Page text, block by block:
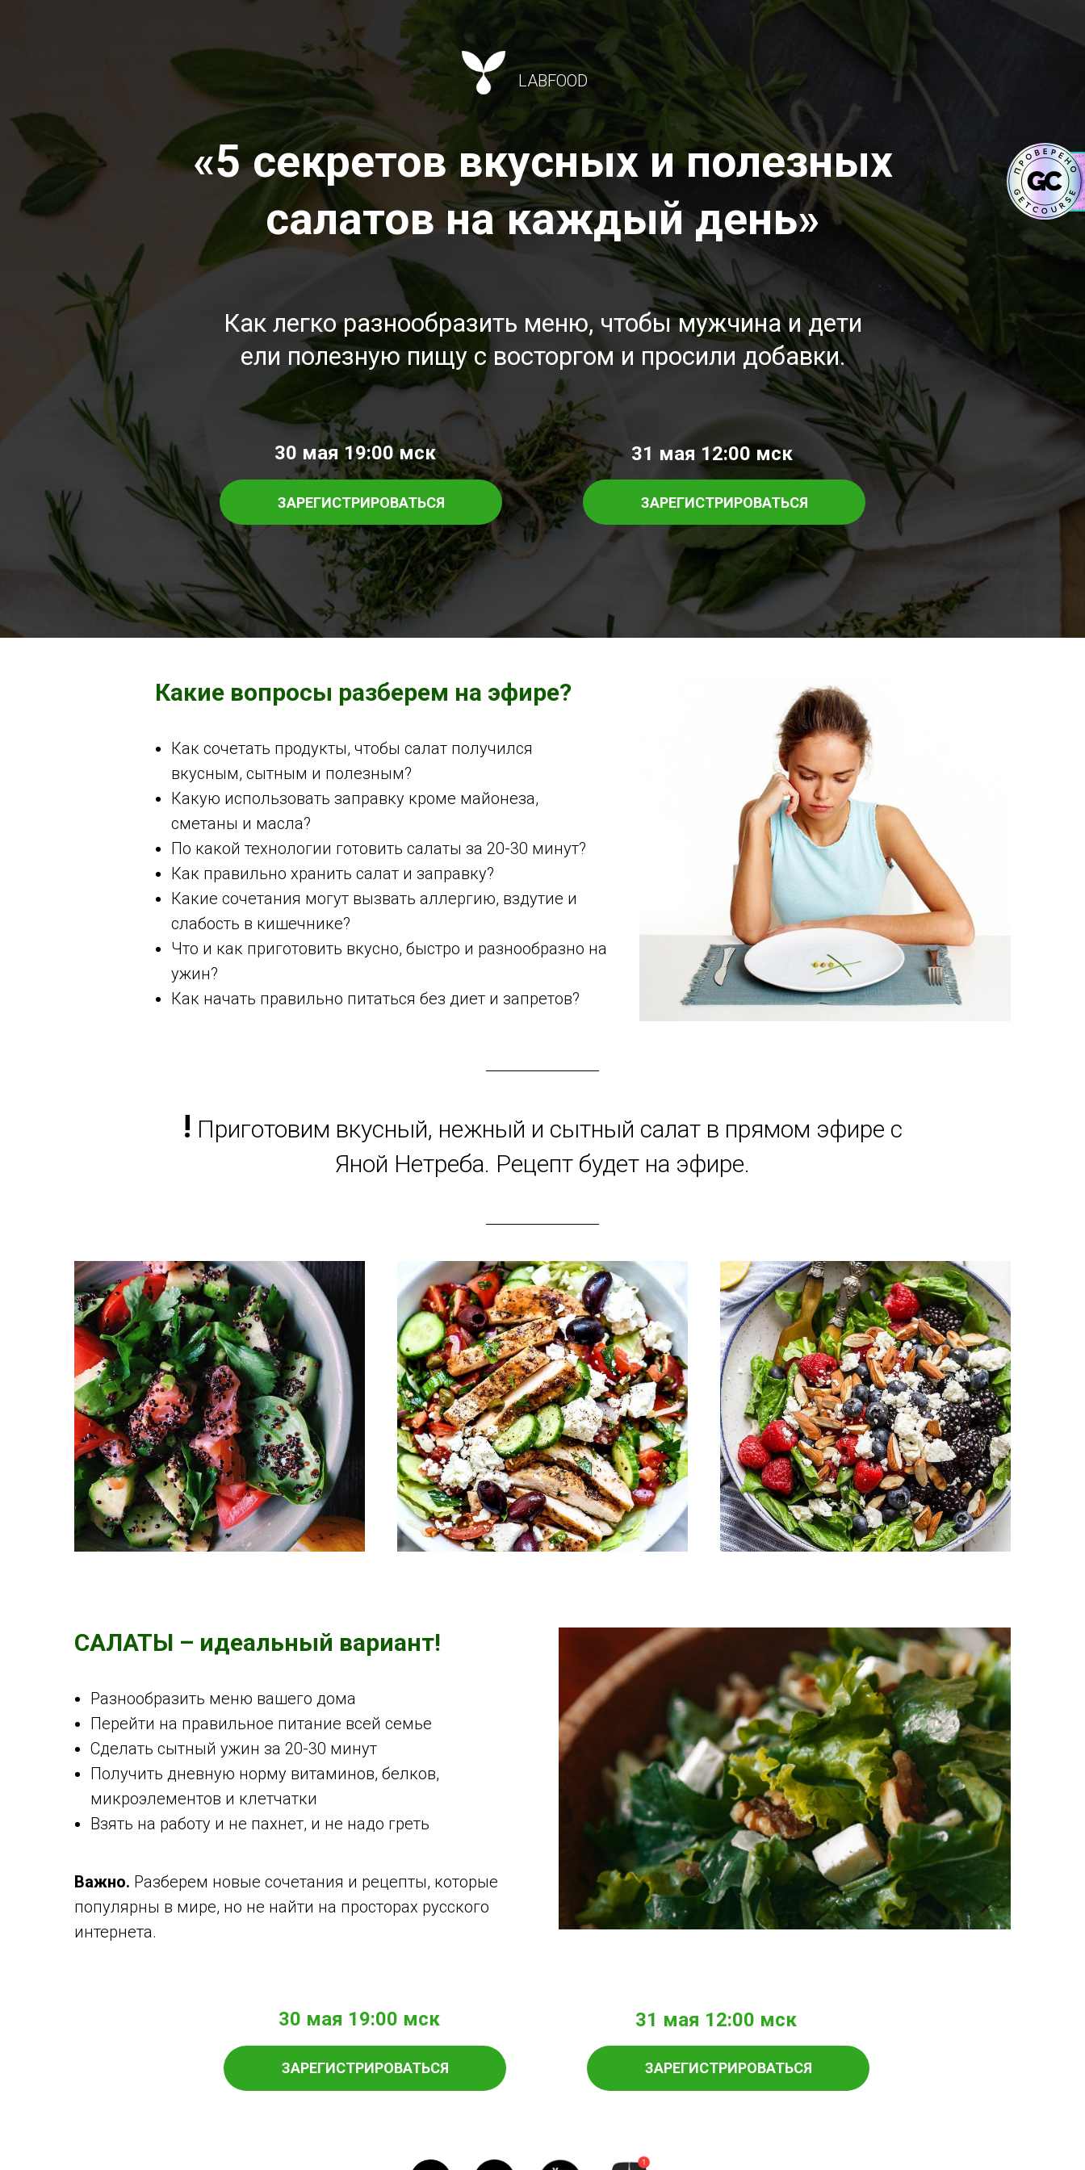
«5 секретов вкусных и полезных
салатов на каждый день»
ЗАРЕГИСТРИРОВАТЬСЯ
ЗАРЕГИСТРИРОВАТЬСЯ
LABFOOD
31 мая 12:00 мск
30 мая 19:00 мск
Как легко разнообразить меню, чтобы мужчина и дети
ели полезную пищу с восторгом и просили добавки.
Какие вопросы разберем на эфире?
Как сочетать продукты, чтобы салат получился
вкусным, сытным и полезным?
Какую использовать заправку кроме майонеза,
сметаны и масла?
По какой технологии готовить салаты за 20-30 минут?
Как правильно хранить салат и заправку?
Какие сочетания могут вызвать аллергию, вздутие и
слабость в кишечнике?
Что и как приготовить вкусно, быстро и разнообразно на
ужин?
Как начать правильно питаться без диет и запретов?
! Приготовим вкусный, нежный и сытный салат в прямом эфире с
Яной Нетреба. Рецепт будет на эфире.
САЛАТЫ – идеальный вариант!
Разнообразить меню вашего дома
Перейти на правильное питание всей семье
Сделать сытный ужин за 20-30 минут
Получить дневную норму витаминов, белков,
микроэлементов и клетчатки
Взять на работу и не пахнет, и не надо греть
Важно. Разберем новые сочетания и рецепты, которые
популярны в мире, но не найти на просторах русского
интернета.
ЗАРЕГИСТРИРОВАТЬСЯ
31 мая 12:00 мск
30 мая 19:00 мск
ЗАРЕГИСТРИРОВАТЬСЯ